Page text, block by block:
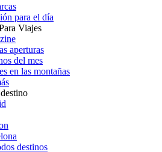
para el día
Viajes
aperturas
del mes
en las montañas
destinos